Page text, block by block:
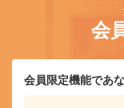
会
会員限定機能であ